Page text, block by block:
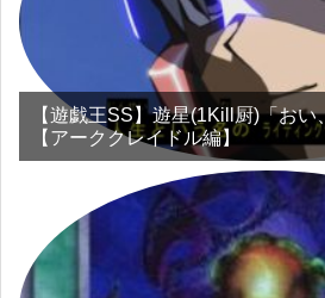
【遊戯王SS】遊星(1Kill厨)「おい
【アーククレイドル編】